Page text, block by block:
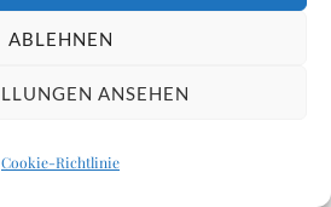
ABLEHNEN
ANSEHEN
Cookie-Richtlinie
andere Sicht auf berühmte